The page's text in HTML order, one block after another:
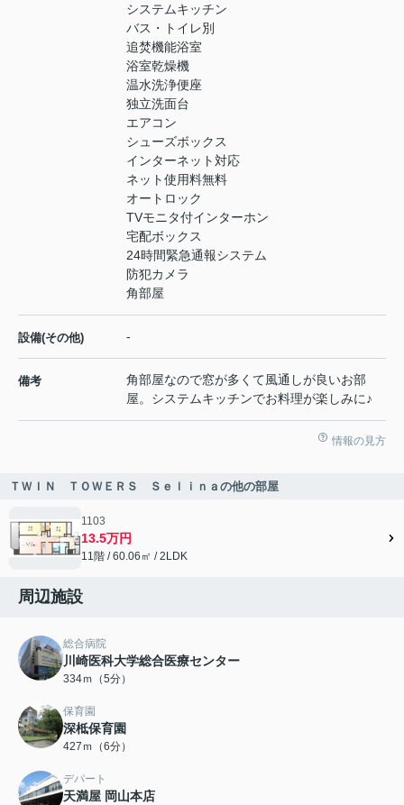
システムキッチン
バス・トイレ別
追焚機能浴室
浴室乾燥機
温水洗浄便座
独立洗面台
エアコン
シューズボックス
インターネット対応
ネット使用料無料
オートロック
TVモニタ付インターホン
宅配ボックス
24時間緊急通報システム
防犯カメラ
角部屋
設備(その他) -
備考
角部屋なので窓が多くて風通しが良いお部
屋。システムキッチンでお料理が楽しみに♪
情報の見方
ＴＷＩＮ ＴＯＷＥＲＳ Ｓｅｌｉｎａの他の部屋
1103
13.5万円
11階 / 60.06㎡ / 2LDK
周辺施設
総合病院
川崎医科大学総合医療センター
334ｍ（5分）
保育園
深柢保育園
427ｍ（6分）
デパート
天満屋 岡山本店